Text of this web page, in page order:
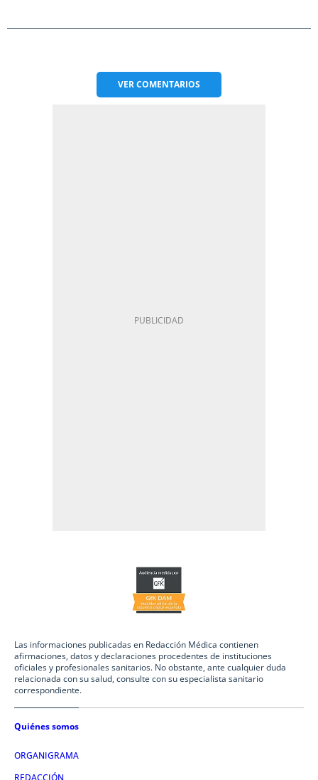
VERCOMENTARIOS
Las informaciones publicadas en Redacción Médica contienen
afirmaciones, datos y declaraciones procedentes de instituciones
oficiales y profesionales sanitarios. No obstante, ante cualquier duda
relacionada con su salud, consulte con su especialista sanitario
correspondiente.
Quiénes somos
ORGANIGRAMA